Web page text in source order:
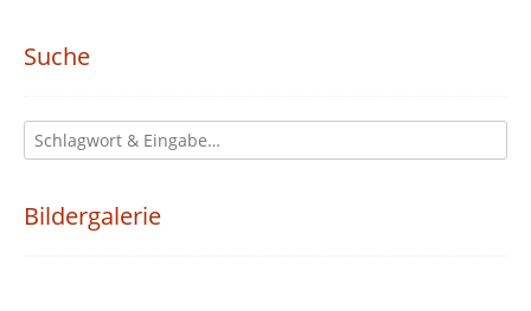
Suche
Bildergalerie